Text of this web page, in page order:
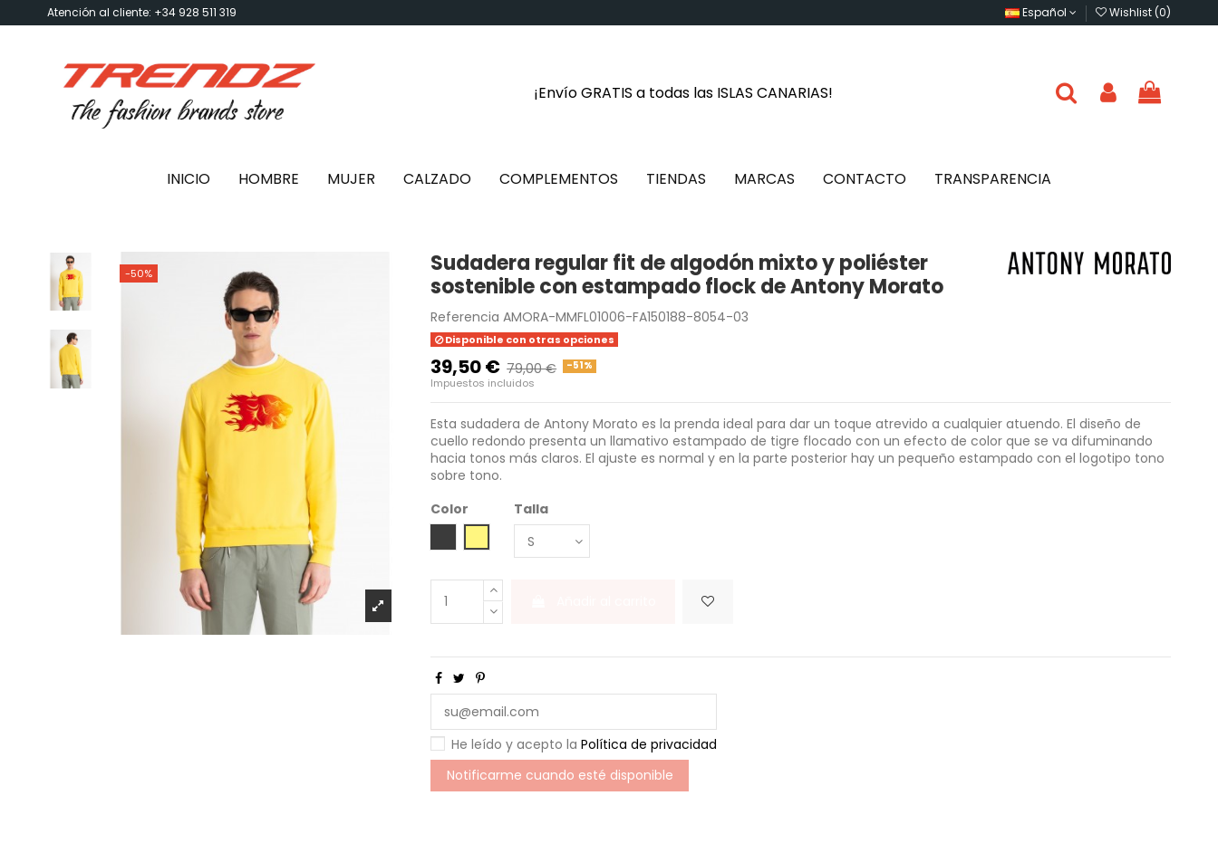
Atención al cliente: +34 928 511 319 Español Wishlist (0)
¡Envío GRATIS a todas las ISLAS CANARIAS!
INICIO HOMBRE MUJER CALZADO COMPLEMENTOS TIENDAS MARCAS CONTACTO TRANSPARENCIA
-50%
Sudadera regular fit de algodón mixto y poliéster
sostenible con estampado flock de Antony Morato
Referencia AMORA-MMFL01006-FA150188-8054-03
Disponible con otras opciones
39,50 € 79,00 € -51%
Impuestos incluidos
Esta sudadera de Antony Morato es la prenda ideal para dar un toque atrevido a cualquier atuendo. El diseño de
cuello redondo presenta un llamativo estampado de tigre flocado con un efecto de color que se va difuminando
hacia tonos más claros. El ajuste es normal y en la parte posterior hay un pequeño estampado con el logotipo tono
sobre tono.
Color
Talla
He leído y acepto laPolítica de privacidad